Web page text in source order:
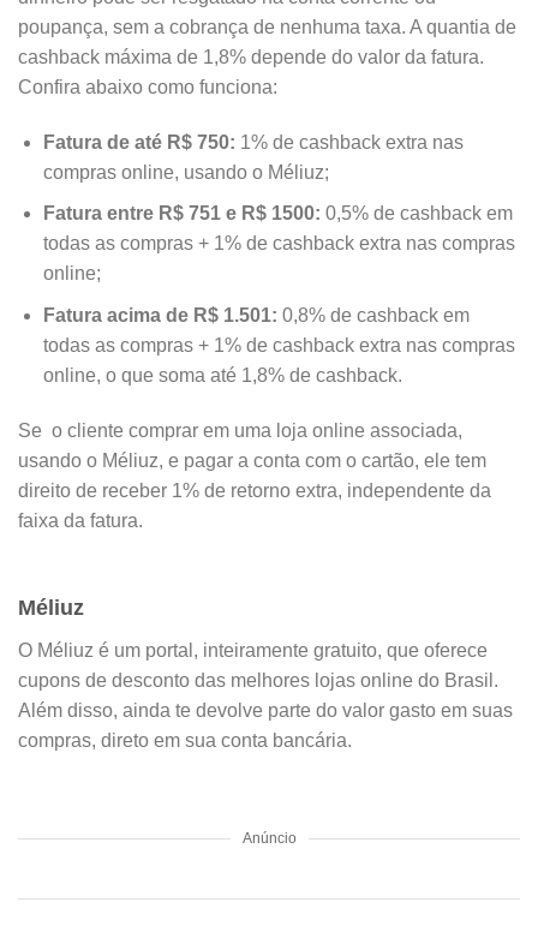
poupança, sem a cobrança de nenhuma taxa. A quantia de
cashback máxima de 1,8% depende do valor da fatura.
Confira abaixo como funciona:
Fatura de até R$ 750: 1% de cashback extra nas
compras online, usando o Méliuz;
Fatura entre R$ 751 e R$ 1500: 0,5% de cashback em
todas as compras + 1% de cashback extra nas compras
online;
Fatura acima de R$ 1.501: 0,8% de cashback em
todas as compras + 1% de cashback extra nas compras
online, o que soma até 1,8% de cashback.
Se o cliente comprar em uma loja online associada,
usando o Méliuz, e pagar a conta com o cartão, ele tem
direito de receber 1% de retorno extra, independente da
faixa da fatura.
Méliuz
O Méliuz é um portal, inteiramente gratuito, que oferece
cupons de desconto das melhores lojas online do Brasil.
Além disso, ainda te devolve parte do valor gasto em suas
compras, direto em sua conta bancária.
Anúncio